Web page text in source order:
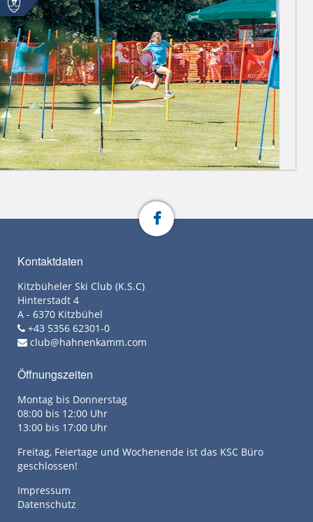
Kontaktdaten
Kitzbüheler Ski Club (K.S.C)
Hinterstadt 4
A - 6370 Kitzbühel
+43 5356 62301-0
club@hahnenkamm.com
Öffnungszeiten
Montag bis Donnerstag
08:00 bis 12:00 Uhr
13:00 bis 17:00 Uhr
Freitag, Feiertage und Wochenende ist das KSC Büro
geschlossen!
Impressum
Datenschutz